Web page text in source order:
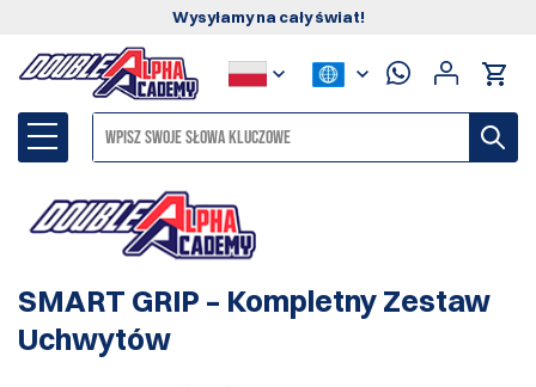
Wysyłamy na cały świat!
SMART GRIP – Kompletny Zestaw
Uchwytów